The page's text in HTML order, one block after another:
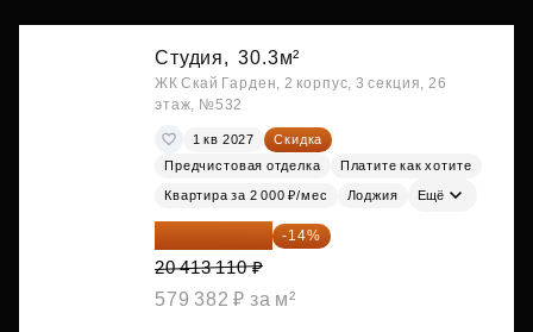
Студия, 30.3м²
ЖК Скай Гарден, 2 корпус, 3 секция, 26
этаж, №532
1 кв 2027
Скидка
Предчистовая отделка
Платите как хотите
Квартира за 2 000 ₽/мес Лоджия Ещё
17 555 275 ₽ -14%
20 413 110 ₽
579 382 ₽ за м²